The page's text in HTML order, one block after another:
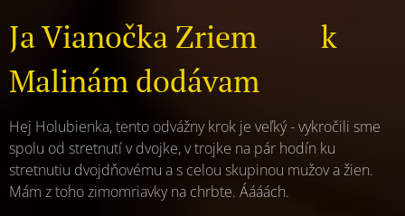
Ja Vianočka Zriem
k
Malinám dodávam
Hej Holubienka, tento odvážny krok je veľký - vykročili sme
spolu od stretnutí v dvojke, v trojke na pár hodín ku
stretnutiu dvojdňovému a s celou skupinou mužov a žien.
Mám z toho zimomriavky na chrbte. Áááách.